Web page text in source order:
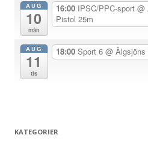
n
AUG
10
mån
16:00 IPSC/PPC-sport @
Pistol 25m
AUG
11
tis
18:00 Sport 6 @
KATEGORIER